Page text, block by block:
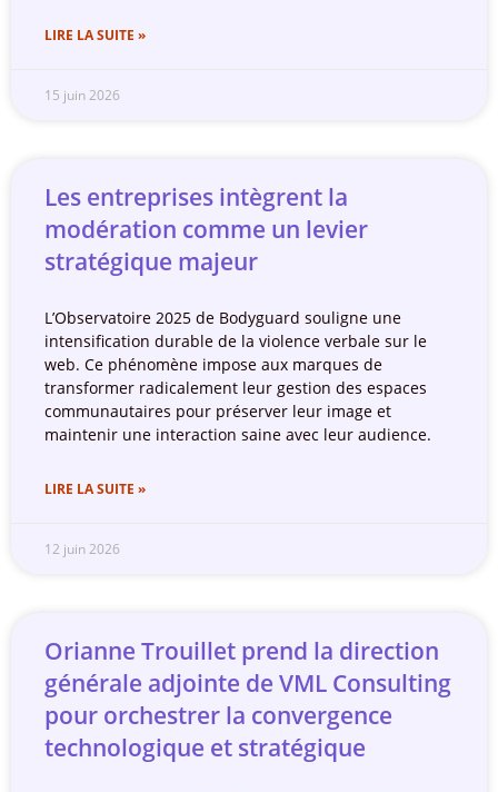
LIRE LA SUITE »
15 juin 2026
Les entreprises intègrent la
modération comme un levier
stratégique majeur
L’Observatoire 2025 de Bodyguard souligne une
intensification durable de la violence verbale sur le
web. Ce phénomène impose aux marques de
transformer radicalement leur gestion des espaces
communautaires pour préserver leur image et
maintenir une interaction saine avec leur audience.
LIRE LA SUITE »
12 juin 2026
Orianne Trouillet prend la direction
générale adjointe de VML Consulting
pour orchestrer la convergence
technologique et stratégique